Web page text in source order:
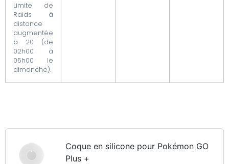
Limite de
Raids à
distance
augmentée
à 20 (de
02h00 à
05h00 le
dimanche).
Coque en silicone pour Pokémon GO
Plus +